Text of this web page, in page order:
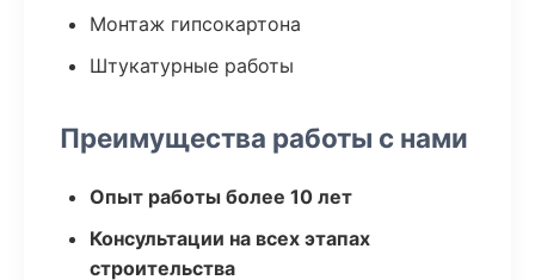
Монтаж гипсокартона
Штукатурные работы
Преимущества работы с нами
Опыт работы более 10 лет
Консультации на всех этапах
строительства